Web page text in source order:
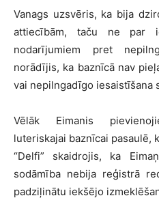
Vanags uzsvēris, ka bija
attiecībām, taču ne par
nodarījumiem pret
norādījis, ka baznīcā nav
vai nepilngadīgo iesaistīšana
Vēlāk Eimanis
luteriskajai baznīcai pasaulē,
“Delfi” skaidrojis, ka
sodāmība nebija reģistrā
padziļinātu iekšējo